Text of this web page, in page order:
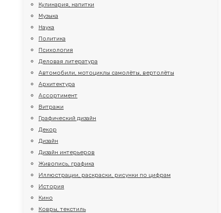
Кулинария, напитки
Музыка
Наука
Политика
Психология
Деловая литература
Автомобили, мотоциклы самолёты, вертолёты
Архитектура
Ассортимент
Витражи
Графический дизайн
Декор
Дизайн
Дизайн интерьеров
Живопись, графика
Иллюстрации, раскраски, рисунки по цифрам
История
Кино
Ковры, текстиль